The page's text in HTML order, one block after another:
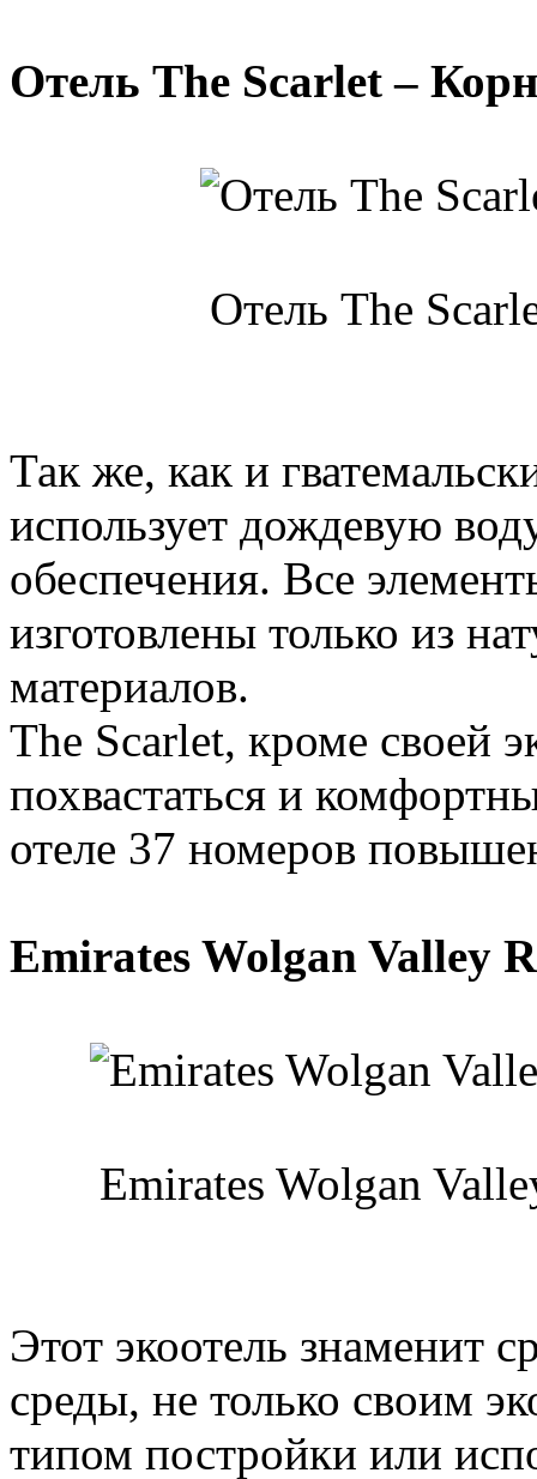
Отель The Scarlet –
Отель The
Так же, как и
использует дождевую
обеспечения. Все
изготовлены только из
материалов.
The Scarlet, кроме своей
похвастаться и
отеле 37 номеров
Emirates Wolgan Valley
Emirates Wolgan
Этот экоотель знаменит
среды, не только своим
типом постройки или